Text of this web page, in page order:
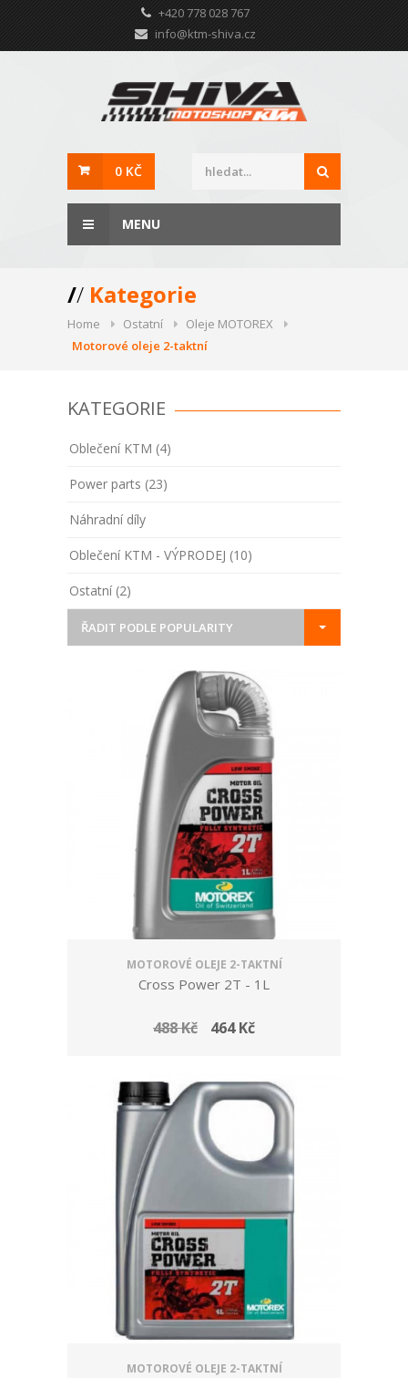
+420 778 028 767
info@ktm-shiva.cz
0 KČ
MENU
// Kategorie
Home Ostatní
Oleje MOTOREX
Motorové oleje 2-taktní
KATEGORIE
Oblečení KTM (4)
Power parts (23)
Náhradní díly
Oblečení KTM - VÝPRODEJ (10)
Ostatní (2)
ŘADIT PODLE POPULARITY
MOTOROVÉ OLEJE 2-TAKTNÍ
Cross Power 2T - 1L
488 Kč 464 Kč
MOTOROVÉ OLEJE 2-TAKTNÍ